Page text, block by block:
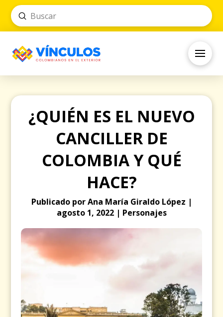
Search
Submit
¿QUIÉN ES EL NUEVO
CANCILLER DE
COLOMBIA Y QUÉ
HACE?
Publicado por Ana María Giraldo López |
agosto 1, 2022 | Personajes